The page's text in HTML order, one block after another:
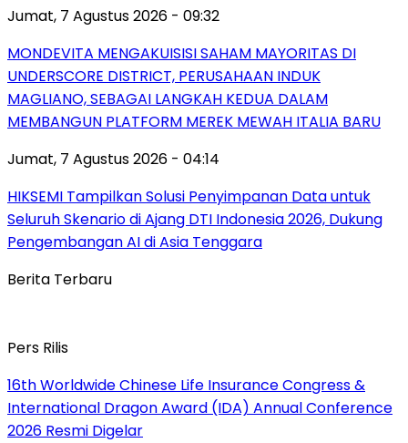
Jumat, 7 Agustus 2026 - 09:32
MONDEVITA MENGAKUISISI SAHAM MAYORITAS DI
UNDERSCORE DISTRICT, PERUSAHAAN INDUK
MAGLIANO, SEBAGAI LANGKAH KEDUA DALAM
MEMBANGUN PLATFORM MEREK MEWAH ITALIA BARU
Jumat, 7 Agustus 2026 - 04:14
HIKSEMI Tampilkan Solusi Penyimpanan Data untuk
Seluruh Skenario di Ajang DTI Indonesia 2026, Dukung
Pengembangan AI di Asia Tenggara
Berita Terbaru
Pers Rilis
16th Worldwide Chinese Life Insurance Congress &
International Dragon Award (IDA) Annual Conference
2026 Resmi Digelar